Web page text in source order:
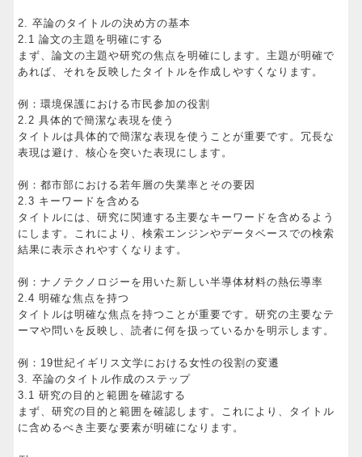
2. 卒論のタイトルの決め方の基本
2.1 論文の主題を明確にする
まず、論文の主題や研究の焦点を明確にします。主題が明確で
あれば、それを反映したタイトルを作成しやすくなります。
例：環境保護における市民参加の役割
2.2 具体的で簡潔な表現を使う
タイトルは具体的で簡潔な表現を使うことが重要です。冗長な
表現は避け、核心を突いた表現にします。
例：都市部における若年層の失業率とその要因
2.3 キーワードを含める
タイトルには、研究に関連する主要なキーワードを含めるよう
にします。これにより、検索エンジンやデータベースでの検索
結果に表示されやすくなります。
例：ナノテクノロジーを用いた新しい半導体材料の熱伝導率
2.4 明確な焦点を持つ
タイトルは明確な焦点を持つことが重要です。研究の主要なテ
ーマや問いを反映し、読者に何を扱っているかを明示します。
例：19世紀イギリス文学における女性の役割の変遷
3. 卒論のタイトル作成のステップ
3.1 研究の目的と範囲を確認する
まず、研究の目的と範囲を確認します。これにより、タイトル
に含めるべき主要な要素が明確になります。